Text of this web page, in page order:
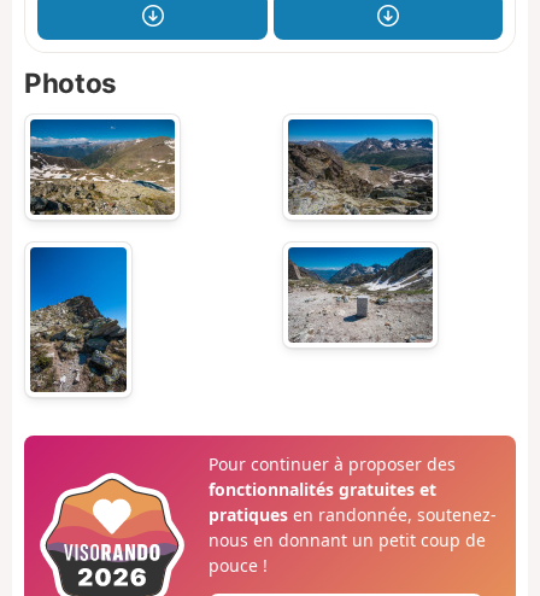
Photos
Pour continuer à proposer des
fonctionnalités gratuites et
pratiquesen randonnée, soutenez-
nous en donnant un petit coup de
pouce !